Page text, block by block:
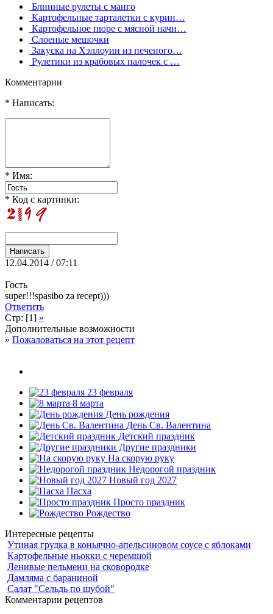
Блинные рулеты с манго
Картофельные тарталетки с курин…
Картофельное пюре с мясной начи…
Слоеные мешочки
Закуска на Хэллоуин из печеного…
Рулетики из крабовых палочек с …
Комментарии
* Написать:
* Имя:
* Код с картинки:
12.04.2014 / 07:11
Гость
super!!!spasibo za recept)))
Ответить
Стр: [1] »
Дополнительные возможности
» Пожаловаться на этот рецепт
23 февраля
8 марта
День рождения
День Св. Валентина
Детский праздник
Другие праздники
На скорую руку
Недорогой праздник
Новый год 2027
Пасха
Просто праздник
Рождество
Интересные рецепты
Утиная грудка в коньячно-апельсиновом соусе с яблоками
Картофельные ньокки с черемшой
Ленивые пельмени на сковородке
Дамляма с бараниной
Салат "Сельдь по шубой"
Комментарии рецептов